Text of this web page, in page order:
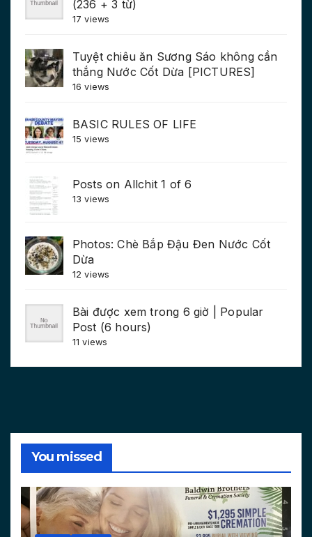
(236 + 3 từ)
17 views
Tuyệt chiêu ăn Sương Sáo không cần
thắng Nước Cốt Dừa [PICTURES]
16 views
BASIC RULES OF LIFE
15 views
Posts on Allchit 1 of 6
13 views
Photos: Chè Bắp Đậu Đen Nước Cốt
Dừa
12 views
Bài được xem trong 6 giờ | Popular
Post (6 hours)
11 views
You missed